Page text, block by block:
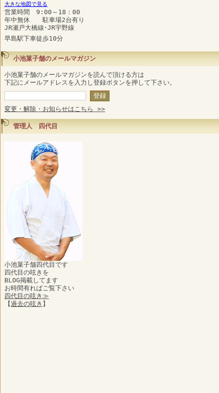
大きな地図で見る
営業時間 9:00～18：00
年中無休 駐車場2台有り
JR瀬戸大橋線･JR宇野線
早島駅下車徒歩10分
小池菓子舗のメールマガジン
小池菓子舗のメールマガジンを読んで頂ける方は
下記にメールアドレスを入力し登録ボタンを押して下さい。
変更・解除・お知らせはこちら >>
管理人 四代目
小池菓子舗四代目です
四代目の呟きを
BLOG掲載してます
お時間有ればご覧下さい
四代目の呟き≫
【過去の呟き 】